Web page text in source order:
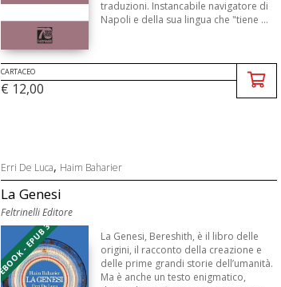
traduzioni. Instancabile navigatore di
Napoli e della sua lingua che "tiene ...
CARTACEO
€ 12,00
Erri De Luca, Haim Baharier
La Genesi
Feltrinelli Editore
EBOOK - EPUB 3
La Genesi, Bereshith, è il libro delle
origini, il racconto della creazione e
delle prime grandi storie dell’umanità.
Ma è anche un testo enigmatico,